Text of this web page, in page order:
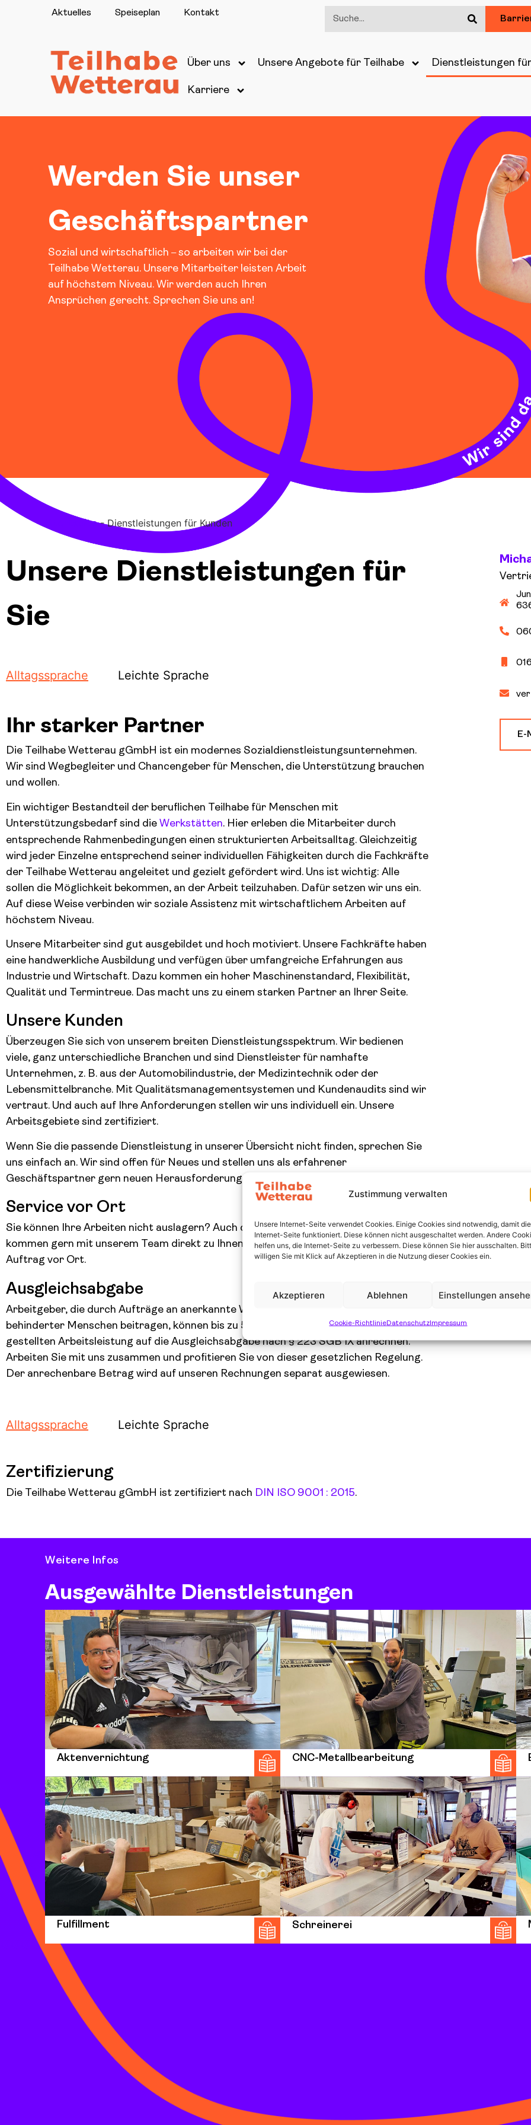
Zustimmung verwalten
Unsere Internet-Seite verwendet Cookies. Einige Cookies sind notwendig, damit die
Internet-Seite funktioniert. Diese können nicht ausgeschaltet werden. Andere
helfen uns, die Internet-Seite zu verbessern. Diese können Sie hier ausschalten.
willigen Sie mit Klick auf Akzeptieren in die Nutzung dieser Cookies ein.
Akzeptieren Ablehnen Einstellungen
Cookie-RichtlinieDatenschutz Impressum
Aktuelles Speiseplan Kontakt
Über uns Unsere Angebote für Teilhabe Dienstleistungen
Karriere
Werden Sie unser
Geschäftspartner
Sozial und wirtschaftlich –so arbeiten wir bei der
Teilhabe Wetterau. Unsere Mitarbeiter leisten Arbeit
auf höchstem Niveau. Wir werden auch Ihren
Ansprüchen gerecht. Sprechen Sie uns an!
Startseite-Dienstleistungen für Kunden
Unsere Dienstleistungen für
Sie
Alltagssprache Leichte Sprache
Ihr starker Partner
Die Teilhabe Wetterau gGmbH ist ein modernes Sozialdienstleistungsunternehmen.
Wir sind Wegbegleiter und Chancengeber für Menschen, die Unterstützung brauchen
und wollen.
Ein wichtiger Bestandteil der beruflichen Teilhabe für Menschen mit
Unterstützungsbedarf sind die Werkstätten. Hier erleben die Mitarbeiter durch
entsprechende Rahmenbedingungen einen strukturierten Arbeitsalltag. Gleichzeitig
wird jeder Einzelne entsprechend seiner individuellen Fähigkeiten durch die Fachkräfte
der Teilhabe Wetterau angeleitet und gezielt gefördert wird. Uns ist wichtig: Alle
sollen die Möglichkeit bekommen, an der Arbeit teilzuhaben. Dafür setzen wir uns ein.
Auf diese Weise verbinden wir soziale Assistenz mit wirtschaftlichem Arbeiten auf
höchstem Niveau.
Unsere Mitarbeiter sind gut ausgebildet und hoch motiviert. Unsere Fachkräfte haben
eine handwerkliche Ausbildung und verfügen über umfangreiche Erfahrungen aus
Industrie und Wirtschaft. Dazu kommen ein hoher Maschinenstandard, Flexibilität,
Qualität und Termintreue. Das macht uns zu einem starken Partner an Ihrer Seite.
Unsere Kunden
Überzeugen Sie sich von unserem breiten Dienstleistungsspektrum. Wir bedienen
viele, ganz unterschiedliche Branchen und sind Dienstleister für namhafte
Unternehmen, z. B. aus der Automobilindustrie, der Medizintechnik oder der
Lebensmittelbranche. Mit Qualitätsmanagementsystemen und Kundenaudits sind wir
vertraut. Und auch auf Ihre Anforderungen stellen wir uns individuell ein. Unsere
Arbeitsgebiete sind zertifiziert.
Wenn Sie die passende Dienstleistung in unserer Übersicht nicht finden, sprechen Sie
uns einfach an. Wir sind offen für Neues und stellen uns als erfahrener
Geschäftspartner gern neuen Herausforderungen.
Service vor Ort
Sie können Ihre Arbeiten nicht auslagern? Auch dafür haben wir eine Lösung: Wir
kommen gern mit unserem Team direkt zu Ihnen ins Unternehmen und erledigen Ihren
Auftrag vor Ort.
Ausgleichsabgabe
Arbeitgeber, die durch Aufträge an anerkannte Werkstätten zur Beschäftigung
behinderter Menschen beitragen, können bis zu 50 Prozent der in Rechnung
gestellten Arbeitsleistung auf die Ausgleichsabgabe nach § 223 SGB IX anrechnen.
Arbeiten Sie mit uns zusammen und profitieren Sie von dieser gesetzlichen Regelung.
Der anrechenbare Betrag wird auf unseren Rechnungen separat ausgewiesen.
E-
Alltagssprache Leichte Sprache
Zertifizierung
Die Teilhabe Wetterau gGmbH ist zertifiziert nach DIN ISO 9001 : 2015.
Weitere Infos
Ausgewählte Dienstleistungen
Aktenvernichtung CNC-Metallbearbeitung
Fulfillment Schreinerei